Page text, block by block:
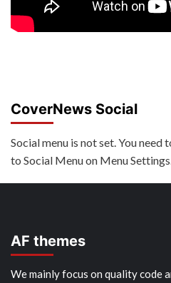
CoverNews Social
Social menu is not set. You need
to Social Menu on Menu
AF themes
We mainly focus on quality code